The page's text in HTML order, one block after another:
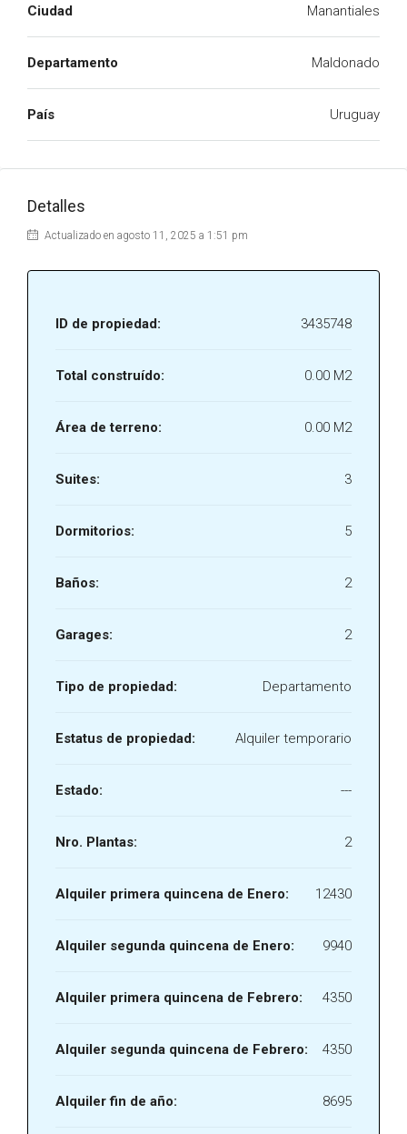
Ciudad Manantiales
Departamento Maldonado
País Uruguay
Detalles
Actualizado en agosto 11, 2025 a 1:51 pm
ID de propiedad: 3435748
Total construído: 0.00 M2
Área de terreno: 0.00 M2
Suites: 3
Dormitorios: 5
Baños: 2
Garages: 2
Tipo de propiedad: Departamento
Estatus de propiedad: Alquiler temporario
Estado: ---
Nro. Plantas: 2
Alquiler primera quincena de Enero: 12430
Alquiler segunda quincena de Enero: 9940
Alquiler primera quincena de Febrero: 4350
Alquiler segunda quincena de Febrero: 4350
Alquiler fin de año: 8695